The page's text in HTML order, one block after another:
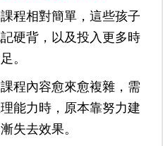
程相對簡單，這些孩子
硬背，以及投入更多時
。
程內容愈來愈複雜，需
能力時，原本靠努力建
失去效果。